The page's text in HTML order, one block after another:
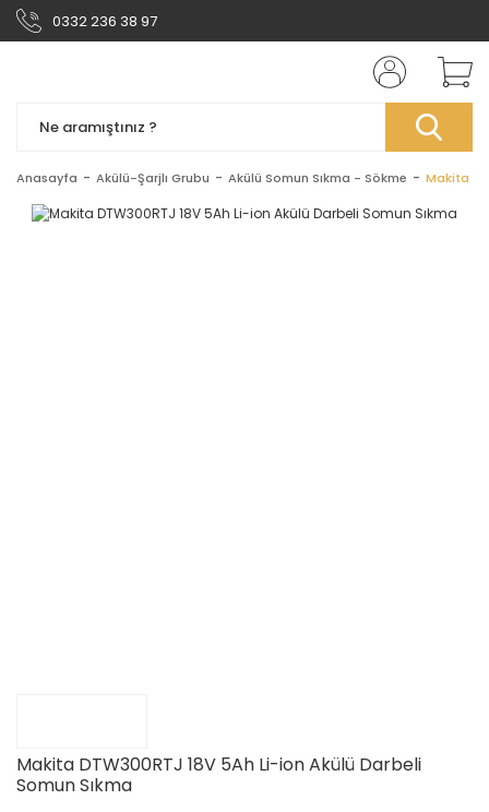
0332 236 38 97
Anasayfa Akülü-Şarjlı Grubu Akülü Somun Sıkma - Sökme Makita
Makita DTW300RTJ 18V 5Ah Li-ion Akülü Darbeli
Somun Sıkma